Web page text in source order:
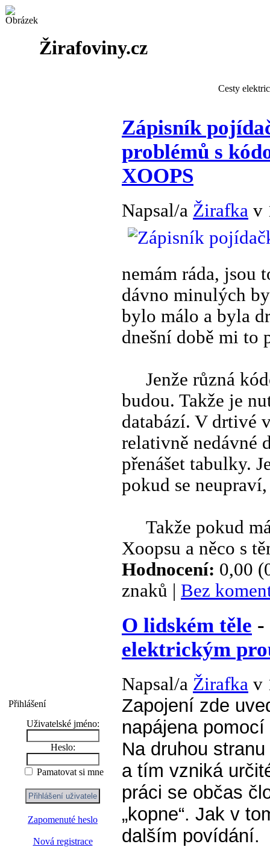
Žirafoviny.cz
Cesty
Přihlášení
Uživatelské jméno:
Heslo:
Pamatovat si mne
Zapomenuté heslo
Nová registrace
Zápisník
problémů s
XOOPS
Napsal/a Žirafka v
nemám ráda, jsou
dávno minulých
bylo málo a byla
dnešní době mi to
Jenže různá
budou. Takže je
databází. V drtivé
relativně nedávné
přenášet tabulky.
pokud se
Takže pokud
Xoopsu a něco s
Hodnocení: 0,00
znaků | Bez
O lidském těle -
elektrickým
Napsal/a Žirafka v
Zapojení zde
napájena
Na druhou
a tím vzniká
práci se občas
„kopne“. Jak v
dalším povídání.